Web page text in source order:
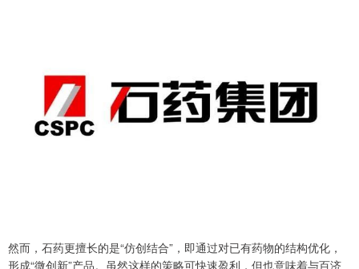
然而，石药更擅长的是“仿创结合”，即通过对已有药物的结构优化，
形成“微创新”产品。虽然这样的策略可快速盈利，但也意味着与百济